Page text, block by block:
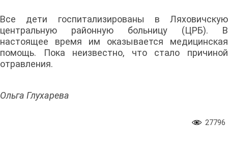
Все дети госпитализированы в Ляховичскую
центральную районную больницу (ЦРБ). В
настоящее время им оказывается медицинская
помощь. Пока неизвестно, что стало причиной
отравления.
Ольга Глухарева
27796